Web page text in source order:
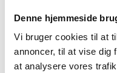
Denne hjemmeside
Vi bruger cookies til at
annoncer, til at vise dig
at analysere vores